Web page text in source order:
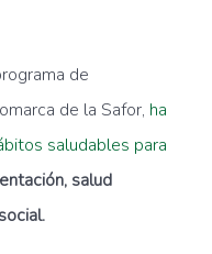
de
de la Safor, ha
saludables para
salud